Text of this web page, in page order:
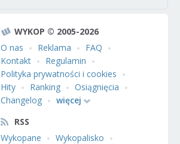
WYKOP © 2005-2026
O nas
Reklama
FAQ
Kontakt
Regulamin
Polityka prywatności i cookies
Hity
Ranking
Osiągnięcia
Changelog
więcej
RSS
Wykopane
Wykopalisko